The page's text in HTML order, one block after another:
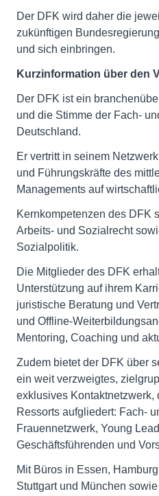
Der DFK wird daher die
zukünftigen
und sich einbringen.
Kurzinformation über den
Der DFK ist ein
und die Stimme der Fach-
Deutschland.
Er vertritt in seinem
und Führungskräfte des
Managements auf
Kernkompetenzen des DFK
Arbeits- und Sozialrecht
Sozialpolitik.
Die Mitglieder des DFK
Unterstützung auf ihrem
juristische Beratung und
und Offline-
Mentoring, Coaching und
Zudem bietet der DFK über
ein weit verzweigtes,
exklusives Kontaktnetzwerk,
Ressorts aufgliedert: Fach-
Frauennetzwerk, Young
Geschäftsführenden und
Mit Büros in Essen,
Stuttgart und München